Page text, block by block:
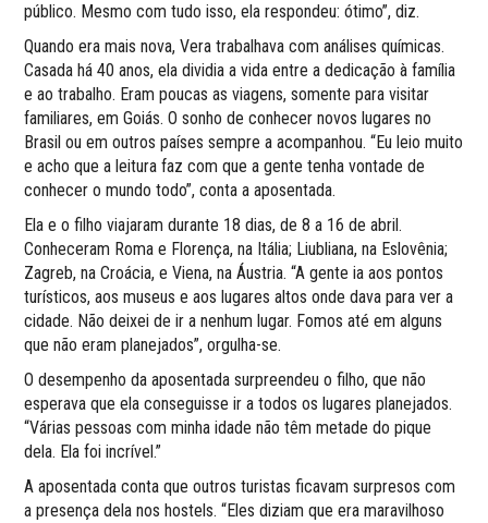
público. Mesmo com tudo isso, ela respondeu: ótimo”, diz.
Quando era mais nova, Vera trabalhava com análises químicas.
Casada há 40 anos, ela dividia a vida entre a dedicação à família
e ao trabalho. Eram poucas as viagens, somente para visitar
familiares, em Goiás. O sonho de conhecer novos lugares no
Brasil ou em outros países sempre a acompanhou. “Eu leio muito
e acho que a leitura faz com que a gente tenha vontade de
conhecer o mundo todo”, conta a aposentada.
Ela e o filho viajaram durante 18 dias, de 8 a 16 de abril.
Conheceram Roma e Florença, na Itália; Liubliana, na Eslovênia;
Zagreb, na Croácia, e Viena, na Áustria. “A gente ia aos pontos
turísticos, aos museus e aos lugares altos onde dava para ver a
cidade. Não deixei de ir a nenhum lugar. Fomos até em alguns
que não eram planejados”, orgulha-se.
O desempenho da aposentada surpreendeu o filho, que não
esperava que ela conseguisse ir a todos os lugares planejados.
“Várias pessoas com minha idade não têm metade do pique
dela. Ela foi incrível.”
A aposentada conta que outros turistas ficavam surpresos com
a presença dela nos hostels. “Eles diziam que era maravilhoso